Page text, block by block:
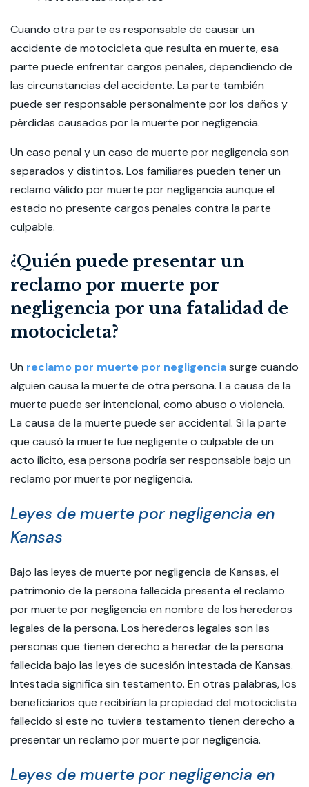
Cuando otra parte es responsable de causar un
accidente de motocicleta que resulta en muerte, esa
parte puede enfrentar cargos penales, dependiendo de
las circunstancias del accidente. La parte también
puede ser responsable personalmente por los daños y
pérdidas causados por la muerte por negligencia.
Un caso penal y un caso de muerte por negligencia son
separados y distintos. Los familiares pueden tener un
reclamo válido por muerte por negligencia aunque el
estado no presente cargos penales contra la parte
culpable.
¿Quién puede presentar un
reclamo por muerte por
negligencia por una fatalidad de
motocicleta?
Un reclamo por muerte por negligenciasurge cuando
alguien causa la muerte de otra persona. La causa de la
muerte puede ser intencional, como abuso o violencia.
La causa de la muerte puede ser accidental. Si la parte
que causó la muerte fue negligente o culpable de un
acto ilícito, esa persona podría ser responsable bajo un
reclamo por muerte por negligencia.
Leyes de muerte por negligencia en
Kansas
Bajo las leyes de muerte por negligencia de Kansas, el
patrimonio de la persona fallecida presenta el reclamo
por muerte por negligencia en nombre de los herederos
legales de la persona. Los herederos legales son las
personas que tienen derecho a heredar de la persona
fallecida bajo las leyes de sucesión intestada de Kansas.
Intestada significa sin testamento. En otras palabras, los
beneficiarios que recibirían la propiedad del motociclista
fallecido si este no tuviera testamento tienen derecho a
presentar un reclamo por muerte por negligencia.
Leyes de muerte por negligencia en